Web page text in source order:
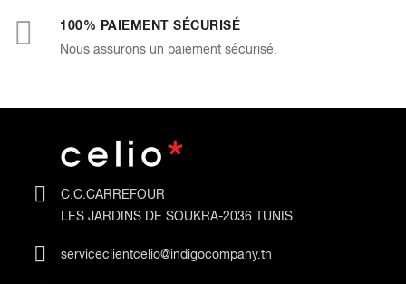
100% PAIEMENT SÉCURISÉ
Nous assurons un paiement sécurisé.
C.C.CARREFOUR
LES JARDINS DE SOUKRA-2036 TUNIS
serviceclientcelio@indigocompany.tn